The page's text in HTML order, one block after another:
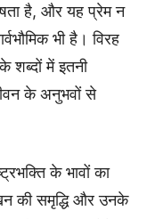
है, और यह प्रेम न
भी है। विरह
शब्दों में इतनी
के अनुभवों से
के भावों का
की समृद्धि और उनके